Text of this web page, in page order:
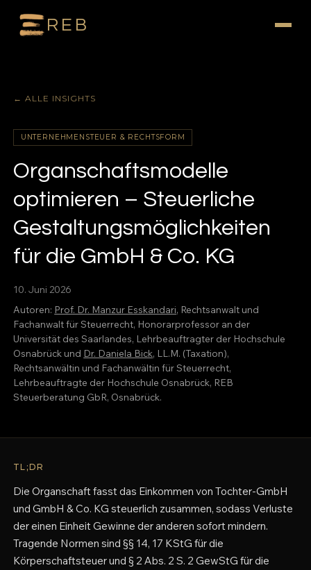
REB
← ALLE INSIGHTS
UNTERNEHMENSTEUER & RECHTSFORM
Organschaftsmodelle
optimieren – Steuerliche
Gestaltungsmöglichkeiten
für die GmbH & Co. KG
10. Juni 2026
Autoren: Prof. Dr. Manzur Esskandari, Rechtsanwalt und
Fachanwalt für Steuerrecht, Honorarprofessor an der
Universität des Saarlandes, Lehrbeauftragter der Hochschule
Osnabrück und Dr. Daniela Bick, LL.M. (Taxation),
Rechtsanwältin und Fachanwältin für Steuerrecht,
Lehrbeauftragte der Hochschule Osnabrück, REB
Steuerberatung GbR, Osnabrück.
TL;DR
Die Organschaft fasst das Einkommen von Tochter-GmbH
und GmbH & Co. KG steuerlich zusammen, sodass Verluste
der einen Einheit Gewinne der anderen sofort mindern.
Tragende Normen sind §§ 14, 17 KStG für die
Körperschaftsteuer und § 2 Abs. 2 S. 2 GewStG für die